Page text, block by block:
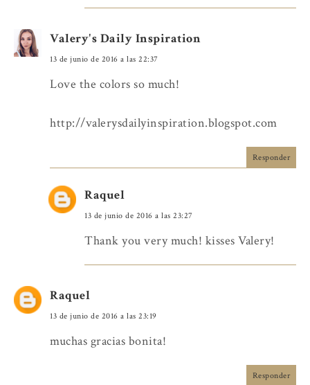
Valery's Daily Inspiration
13 de junio de 2016 a las 22:37
Love the colors so much!
http://valerysdailyinspiration.blogspot.com
Responder
Raquel
13 de junio de 2016 a las 23:27
Thank you very much! kisses Valery!
Raquel
13 de junio de 2016 a las 23:19
muchas gracias bonita!
Responder